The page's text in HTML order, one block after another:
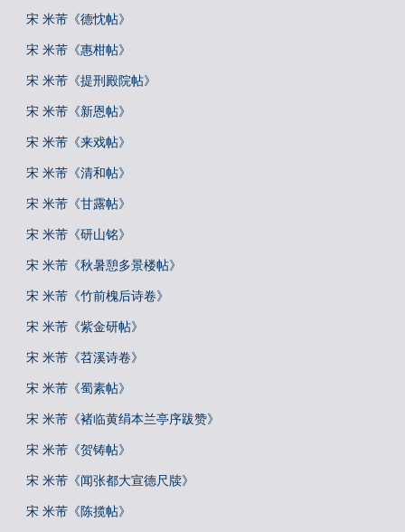
宋 米芾《德忱帖》
宋 米芾《惠柑帖》
宋 米芾《提刑殿院帖》
宋 米芾《新恩帖》
宋 米芾《来戏帖》
宋 米芾《清和帖》
宋 米芾《甘露帖》
宋 米芾《研山铭》
宋 米芾《秋暑憩多景楼帖》
宋 米芾《竹前槐后诗卷》
宋 米芾《紫金研帖》
宋 米芾《苕溪诗卷》
宋 米芾《蜀素帖》
宋 米芾《褚临黄绢本兰亭序跋赞》
宋 米芾《贺铸帖》
宋 米芾《闻张都大宣德尺牍》
宋 米芾《陈揽帖》